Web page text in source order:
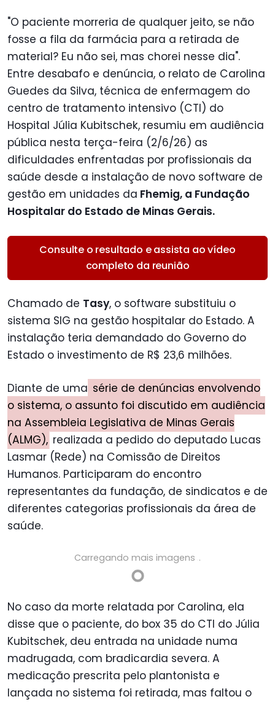
"O paciente morreria de qualquer jeito, se não
fosse a fila da farmácia para a retirada de
material? Eu não sei, mas chorei nesse dia".
Entre desabafo e denúncia, o relato de Carolina
Guedes da Silva, técnica de enfermagem do
centro de tratamento intensivo (CTI) do
Hospital Júlia Kubitschek, resumiu em audiência
pública nesta terça-feira (2/6/26) as
dificuldades enfrentadas por profissionais da
saúde desde a instalação de novo software de
gestão em unidades da Fhemig, a Fundação
Hospitalar do Estado de Minas Gerais.
Consulte o resultado e assista ao vídeo
completo da reunião
Chamado de Tasy, o software substituiu o
sistema SIG na gestão hospitalar do Estado. A
instalação teria demandado do Governo do
Estado o investimento de R$ 23,6 milhões.
Diante de uma série de denúncias envolvendo
o sistema, o assunto foi discutido em audiência
na Assembleia Legislativa de Minas Gerais
(ALMG), realizada a pedido do deputado Lucas
Lasmar (Rede) na Comissão de Direitos
Humanos. Participaram do encontro
representantes da fundação, de sindicatos e de
diferentes categorias profissionais da área de
saúde.
Carregando mais imagens .
No caso da morte relatada por Carolina, ela
disse que o paciente, do box 35 do CTI do Júlia
Kubitschek, deu entrada na unidade numa
madrugada, com bradicardia severa. A
medicação prescrita pelo plantonista e
lançada no sistema foi retirada, mas faltou o